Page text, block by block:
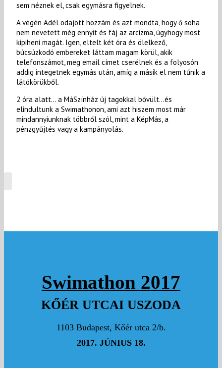
sem néznek el, csak egymásra figyelnek.
A végén Adél odajött hozzám és azt mondta, hogy ő soha
nem nevetett még ennyit és fáj az arcizma, úgyhogy most
kipiheni magát. Igen, eltelt két óra és ölelkező,
búcsúzkodó embereket láttam magam körül, akik
telefonszámot, meg email címet cserélnek és a folyosón
addig integetnek egymás után, amíg a másik el nem tűnik a
látókörükből.
2 óra alatt… a MáSzínház új tagokkal bővült…és
elindultunk a Swimathonon, ami azt hiszem most már
mindannyiunknak többről szól, mint a KépMás, a
pénzgyűjtés vagy a kampányolás.
Swimathon 2017
KŐÉR UTCAI USZODA
1103 Budapest, Kőér utca 2/b.
2017. JÚNIUS 18.